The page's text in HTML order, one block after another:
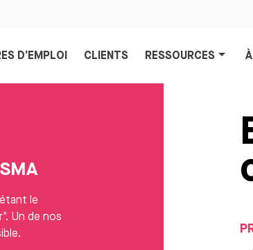
D’EMPLOI CLIENTS RESSOURCES
le
Un de nos